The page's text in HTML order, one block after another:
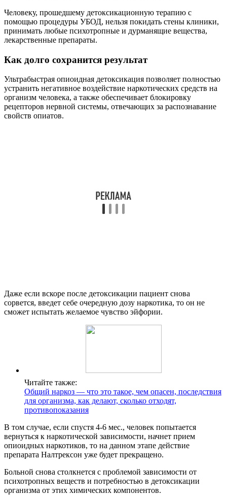
Человеку, прошедшему детоксикационную терапию с
помощью процедуры УБОД, нельзя покидать стены клиники,
принимать любые психотропные и дурманящие вещества,
лекарственные препараты.
Как долго сохранится результат
Ультрабыстрая опиоидная детоксикация позволяет полностью
устранить негативное воздействие наркотических средств на
организм человека, а также обеспечивает блокировку
рецепторов нервной системы, отвечающих за распознавание
свойств опиатов.
Даже если вскоре после детоксикации пациент снова
сорвется, введет себе очередную дозу наркотика, то он не
сможет испытать желаемое чувство эйфории.
Читайте также:
Общий наркоз — что это такое, чем опасен, последствия
для организма, как делают, сколько отходят,
противопоказания
В том случае, если спустя 4-6 мес., человек попытается
вернуться к наркотической зависимости, начнет прием
опиоидных наркотиков, то на данном этапе действие
препарата Налтрексон уже будет прекращено.
Больной снова столкнется с проблемой зависимости от
психотропных веществ и потребностью в детоксикации
организма от этих химических компонентов.